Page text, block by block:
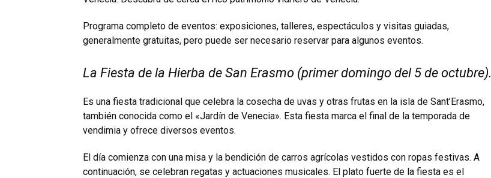
Programa completo de eventos: exposiciones, talleres, espectáculos y visitas guiadas,
generalmente gratuitas, pero puede ser necesario reservar para algunos eventos.
La Fiesta de la Hierba de San Erasmo (primer domingo del 5 de octubre).
Es una fiesta tradicional que celebra la cosecha de uvas y otras frutas en la isla de Sant’Erasmo,
también conocida como el «Jardín de Venecia». Esta fiesta marca el final de la temporada de
vendimia y ofrece diversos eventos.
El día comienza con una misa y la bendición de carros agrícolas vestidos con ropas festivas. A
continuación, se celebran regatas y actuaciones musicales. El plato fuerte de la fiesta es el